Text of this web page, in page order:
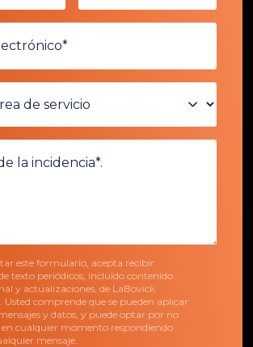
este formulario, acepta recibir
texto periódicos, incluido contenido
y actualizaciones, de LaBovick
Usted comprende que se pueden aplicar
y datos, y puede optar por no
cualquier momento respondiendo
mensaje.